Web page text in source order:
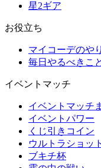
星2ギア
お役立ち
マイコーデのや
毎日やるべきこ
イベントマッチ
イベントマッチ
イベントパワー
くじ引きコイン
ウルトラショッ
ブキチ杯